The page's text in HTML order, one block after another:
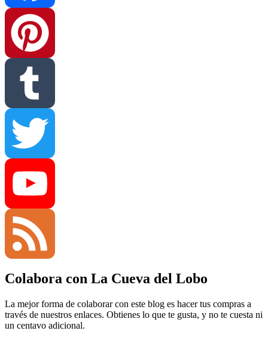
Facebook
Pinterest
Tumblr
Twitter
YouTube
Channel
Feed
Colabora con La Cueva del Lobo
La mejor forma de colaborar con este blog es hacer tus compras a
través de nuestros enlaces. Obtienes lo que te gusta, y no te cuesta ni
un centavo adicional.